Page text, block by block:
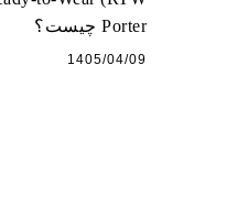
Porter چیست؟
1405/04/09